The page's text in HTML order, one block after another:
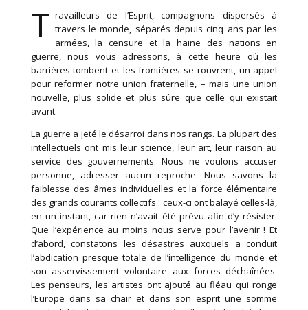
T ravailleurs de l’Esprit, compagnons dispersés à
travers le monde, séparés depuis cinq ans par les
armées, la censure et la haine des nations en
guerre, nous vous adressons, à cette heure où les
barrières tombent et les frontières se rouvrent, un appel
pour reformer notre union fraternelle, – mais une union
nouvelle, plus solide et plus sûre que celle qui existait
avant.
La guerre a jeté le désarroi dans nos rangs. La plupart des
intellectuels ont mis leur science, leur art, leur raison au
service des gouvernements. Nous ne voulons accuser
personne, adresser aucun reproche. Nous savons la
faiblesse des âmes individuelles et la force élémentaire
des grands courants collectifs : ceux-ci ont balayé celles-là,
en un instant, car rien n’avait été prévu afin d’y résister.
Que l’expérience au moins nous serve pour l’avenir ! Et
d’abord, constatons les désastres auxquels a conduit
l’abdication presque totale de l’intelligence du monde et
son asservissement volontaire aux forces déchaînées.
Les penseurs, les artistes ont ajouté au fléau qui ronge
l’Europe dans sa chair et dans son esprit une somme